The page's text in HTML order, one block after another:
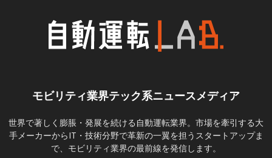
モビリティ業界テック系ニュースメディア
世界で著しく膨脹・発展を続ける自動運転業界。市場を牽引する大
手メーカーからIT・技術分野で革新の一翼を担うスタートアップま
で、モビリティ業界の最前線を発信します。